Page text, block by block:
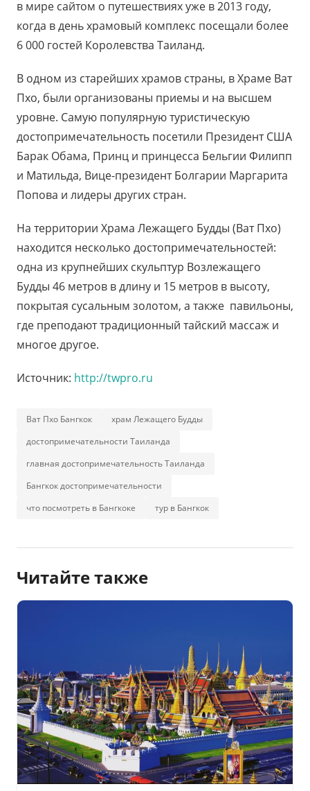
в мире сайтом о путешествиях уже в 2013 году,
когда в день храмовый комплекс посещали более
6 000 гостей Королевства Таиланд.
В одном из старейших храмов страны, в Храме Ват
Пхо, были организованы приемы и на высшем
уровне. Самую популярную туристическую
достопримечательность посетили Президент США
Барак Обама, Принц и принцесса Бельгии Филипп
и Матильда, Вице-президент Болгарии Маргарита
Попова и лидеры других стран.
На территории Храма Лежащего Будды (Ват Пхо)
находится несколько достопримечательностей:
одна из крупнейших скульптур Возлежащего
Будды 46 метров в длину и 15 метров в высоту,
покрытая сусальным золотом, а также павильоны,
где преподают традиционный тайский массаж и
многое другое.
Источник: http://twpro.ru
Ват Пхо Бангкок
храм Лежащего Будды
достопримечательности Таиланда
главная достопримечательность Таиланда
Бангкок достопримечательности
что посмотреть в Бангкоке
тур в Бангкок
Читайте также